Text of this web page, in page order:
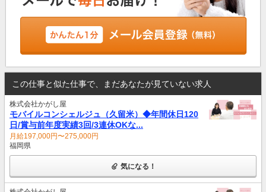
この仕事と似た仕事で、まだあなたが見ていない求人
株式会社かがし屋
モバイルコンシェルジュ（久留米）◆年間休日120
日/賞与前年度実績3回/3連休OKな...
月給197,000円〜275,000円
福岡県
気になる！